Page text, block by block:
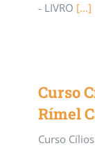
- LIVRO [...]
Curso
Rímel
Curso